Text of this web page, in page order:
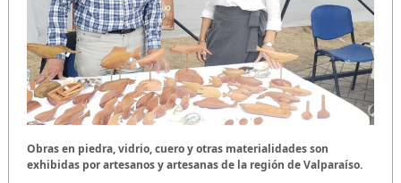
Obras en piedra, vidrio, cuero y otras materialidades son
exhibidas por artesanos y artesanas de la región de Valparaíso.